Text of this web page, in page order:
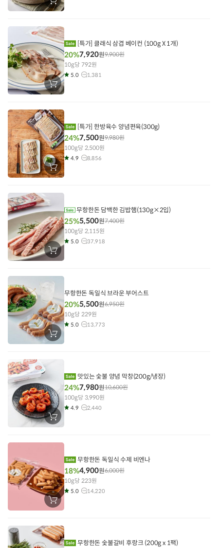
장
바
에
담
기
장
바
에
담
기
[특가] 클래식 삼겹 베이컨 (100g X 1개)
20%7,920원9,900원
10g당 792원
5.0 1,381
장
바
에
[특가] 한방육수 양념편육(300g)
24%7,500원9,980원
100g당 2,500원
4.9 8,856
장
바
에
담
무항한돈 담백한 김밥햄(130g×2입)
25%5,500원7,400원
100g당 2,115원
5.0 37,918
장
바
에
무항한돈 독일식 브라운 부어스트
20%5,500원6,950원
10g당 229원
5.0 13,773
장
바
에
맛있는 숯불 양념 막창(200g/냉장)
24%7,980원10,600원
100g당 3,990원
4.9 2,440
장
바
에
담
기
무항한돈 독일식 수제 비엔나
18%4,900원6,000원
10g당 223원
5.0 14,220
무항한돈 숯불갈비 후랑크 (200g x 1팩)